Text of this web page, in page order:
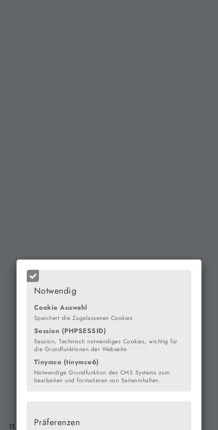
Notwendig
Cookie Auswahl
Speichert die Zugelassenen Cookies
Session (PHPSESSID)
Session, Technisch notwendiges Cookies, wichtig für
die Grundfunktionen der Webseite
Tinymce (tinymce6)
Notwendige Grundfunktion des CMS Systems zum
bearbeiten und formatieren von Seiteninhalten.
Präferenzen
11.08.2025